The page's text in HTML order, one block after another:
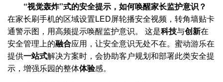
“视觉轰炸”式的安全提示，如何唤醒家长监护意识？
在家长刷手机的区域设置LED屏轮播安全视频，转角墙贴卡
通警示图，用高频提示唤醒监护意识。 这是科技与创新在
安全管理上的融合应用，让安全意识无处不在。蜜动游乐在
提供一站式解决方案时，会协助客户规划和部署此类安全提
示，增强乐园的整体体验感。